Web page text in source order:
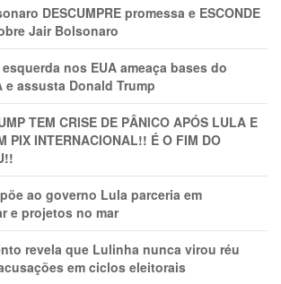
DESCUMPRE promessa e ESCONDE
Jair Bolsonaro
nos EUA ameaça bases do
e assusta Donald Trump
TEM CRlSE DE PÂNlCO APÓS LULA E
PIX INTERNACIONAL!! É O FIM DO
ao governo Lula parceria em
e projetos no mar
revela que Lulinha nunca virou réu
em ciclos eleitorais